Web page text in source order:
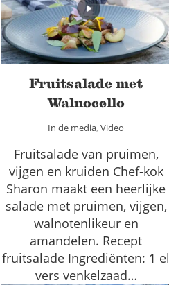
Walnocello
In de media Video
Fruitsalade met
Walnocello
In de media,Video
Fruitsalade van pruimen,
vijgen en kruiden Chef-kok
Sharon maakt een heerlijke
salade met pruimen, vijgen,
walnotenlikeur en
amandelen. Recept
fruitsalade Ingrediënten: 1 el
vers venkelzaad…